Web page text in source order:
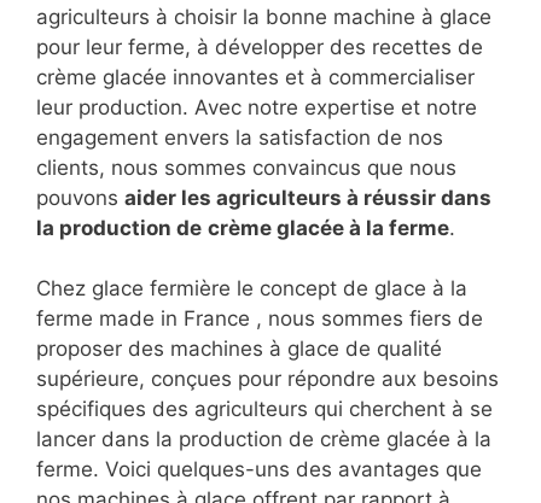
agriculteurs à choisir la bonne machine à glace
pour leur ferme, à développer des recettes de
crème glacée innovantes et à commercialiser
leur production. Avec notre expertise et notre
engagement envers la satisfaction de nos
clients, nous sommes convaincus que nous
pouvons aider les agriculteurs à réussir dans
la production de crème glacée à la ferme.
Chez glace fermière le concept de glace à la
ferme made in France , nous sommes fiers de
proposer des machines à glace de qualité
supérieure, conçues pour répondre aux besoins
spécifiques des agriculteurs qui cherchent à se
lancer dans la production de crème glacée à la
ferme. Voici quelques-uns des avantages que